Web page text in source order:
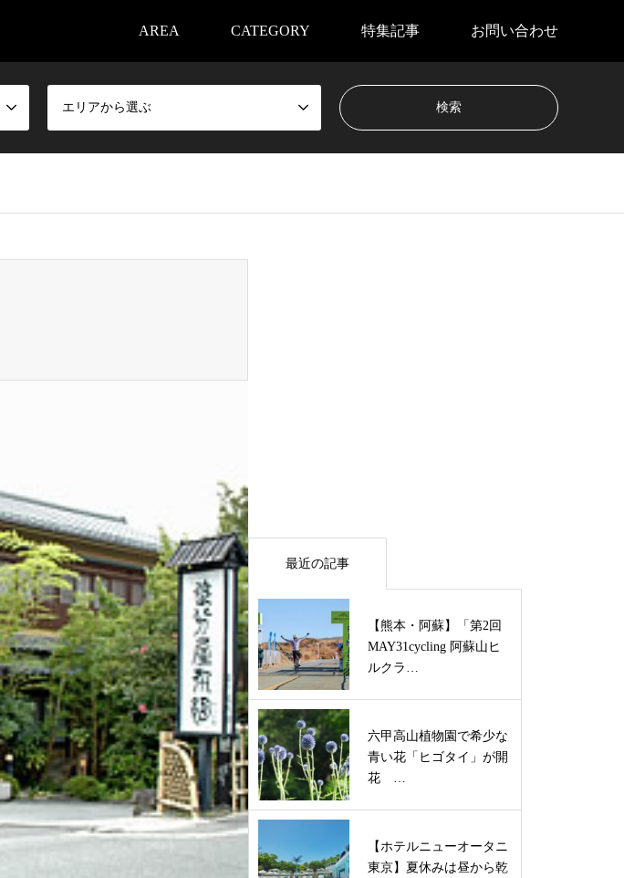
AREA CATEGORY 特集記事 お問い合わせ
エリアから選ぶ
最近の記事
【熊本・阿蘇】「第2回
MAY31cycling 阿蘇山ヒ
ルクラ…
六甲高山植物園で希少な
青い花「ヒゴタイ」が開
花 …
【ホテルニューオータニ
東京】夏休みは昼から乾